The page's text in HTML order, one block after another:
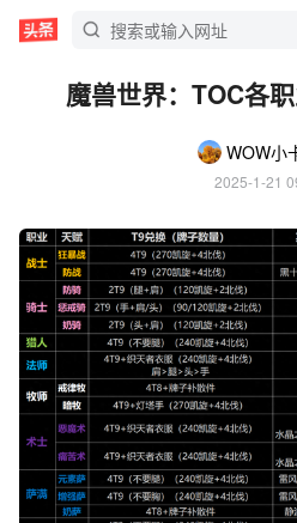
魔兽世界：TOC各
2025-1-21